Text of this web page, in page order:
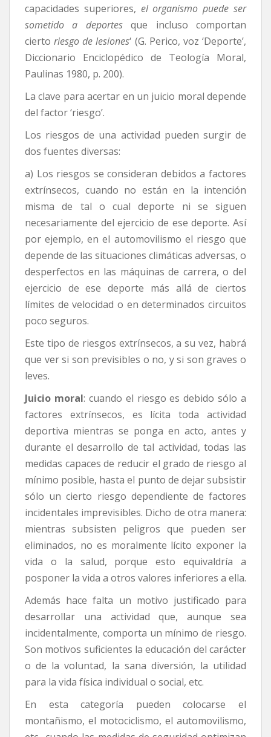
capacidades superiores, el organismo puede ser
sometido a deportesque incluso comportan
ciertoriesgo de lesiones‘ (G. Perico, voz ‘Deporte’,
Diccionario Enciclopédico de Teología Moral,
Paulinas 1980, p. 200).
La clave para acertar en un juicio moral depende
del factor ‘riesgo’.
Los riesgos de una actividad pueden surgir de
dos fuentes diversas:
a) Los riesgos se consideran debidos a factores
extrínsecos, cuando no están en la intención
misma de tal o cual deporte ni se siguen
necesariamente del ejercicio de ese deporte. Así
por ejemplo, en el automovilismo el riesgo que
depende de las situaciones climáticas adversas, o
desperfectos en las máquinas de carrera, o del
ejercicio de ese deporte más allá de ciertos
límites de velocidad o en determinados circuitos
poco seguros.
Este tipo de riesgos extrínsecos, a su vez, habrá
que ver si son previsibles o no, y si son graves o
leves.
Juicio moral: cuando el riesgo es debido sólo a
factores extrínsecos, es lícita toda actividad
deportiva mientras se ponga en acto, antes y
durante el desarrollo de tal actividad, todas las
medidas capaces de reducir el grado de riesgo al
mínimo posible, hasta el punto de dejar subsistir
sólo un cierto riesgo dependiente de factores
incidentales imprevisibles. Dicho de otra manera:
mientras subsisten peligros que pueden ser
eliminados, no es moralmente lícito exponer la
vida o la salud, porque esto equivaldría a
posponer la vida a otros valores inferiores a ella.
Además hace falta un motivo justificado para
desarrollar una actividad que, aunque sea
incidentalmente, comporta un mínimo de riesgo.
Son motivos suficientes la educación del carácter
o de la voluntad, la sana diversión, la utilidad
para la vida física individual o social, etc.
En esta categoría pueden colocarse el
montañismo, el motociclismo, el automovilismo,